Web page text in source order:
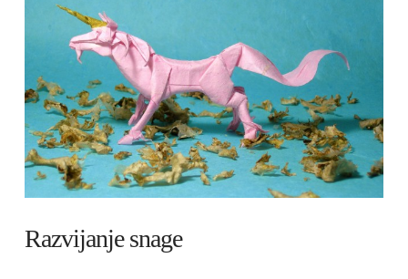
Razvijanje snage